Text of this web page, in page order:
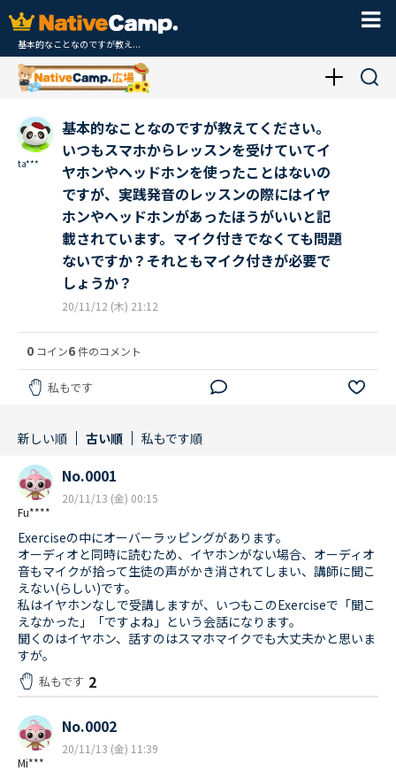
基本的なことなのですが教え...
ta***
基本的なことなのですが教えてください。
いつもスマホからレッスンを受けていてイ
ヤホンやヘッドホンを使ったことはないの
ですが、実践発音のレッスンの際にはイヤ
ホンやヘッドホンがあったほうがいいと記
載されています。マイク付きでなくても問題
ないですか？それともマイク付きが必要で
しょうか？
20/11/12 (木) 21:12
0 コイン6件のコメント
私もです
新しい順 古い順 私もです順
Fu****
No.0001
20/11/13 (金) 00:15
Exerciseの中にオーバーラッピングがあります。
オーディオと同時に読むため、イヤホンがない場合、オーディオ
音もマイクが拾って生徒の声がかき消されてしまい、講師に聞こ
えない(らしい)です。
私はイヤホンなしで受講しますが、いつもこのExerciseで「聞こ
えなかった」「ですよね」という会話になります。
聞くのはイヤホン、話すのはスマホマイクでも大丈夫かと思いま
すが。
私もです 2
Mi***
No.0002
20/11/13 (金) 11:39